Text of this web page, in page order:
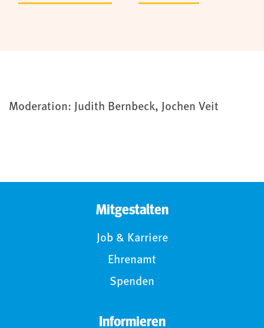
Moderation: Judith Bernbeck, Jochen Veit
Mitgestalten
Job & Karriere
Ehrenamt
Spenden
Informieren